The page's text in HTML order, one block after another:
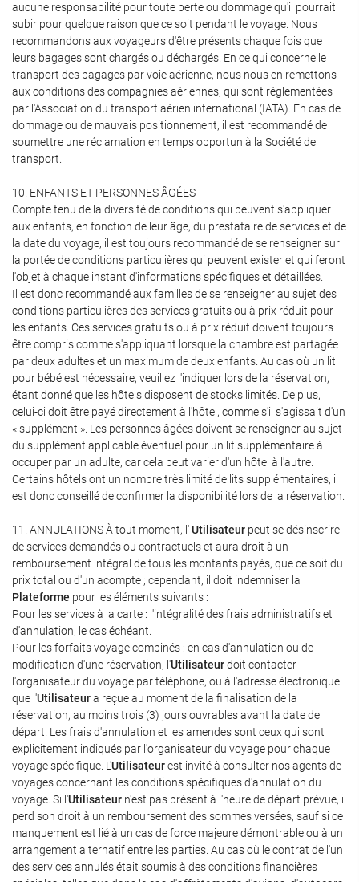
aucune responsabilité pour toute perte ou dommage qu'il pourrait
subir pour quelque raison que ce soit pendant le voyage. Nous
recommandons aux voyageurs d'être présents chaque fois que
leurs bagages sont chargés ou déchargés. En ce qui concerne le
transport des bagages par voie aérienne, nous nous en remettons
aux conditions des compagnies aériennes, qui sont réglementées
par l'Association du transport aérien international (IATA). En cas de
dommage ou de mauvais positionnement, il est recommandé de
soumettre une réclamation en temps opportun à la Société de
transport.
10. ENFANTS ET PERSONNES ÂGÉES
Compte tenu de la diversité de conditions qui peuvent s'appliquer
aux enfants, en fonction de leur âge, du prestataire de services et de
la date du voyage, il est toujours recommandé de se renseigner sur
la portée de conditions particulières qui peuvent exister et qui feront
l'objet à chaque instant d'informations spécifiques et détaillées.
Il est donc recommandé aux familles de se renseigner au sujet des
conditions particulières des services gratuits ou à prix réduit pour
les enfants. Ces services gratuits ou à prix réduit doivent toujours
être compris comme s'appliquant lorsque la chambre est partagée
par deux adultes et un maximum de deux enfants. Au cas où un lit
pour bébé est nécessaire, veuillez l'indiquer lors de la réservation,
étant donné que les hôtels disposent de stocks limités. De plus,
celui-ci doit être payé directement à l'hôtel, comme s'il s'agissait d'un
« supplément ». Les personnes âgées doivent se renseigner au sujet
du supplément applicable éventuel pour un lit supplémentaire à
occuper par un adulte, car cela peut varier d'un hôtel à l'autre.
Certains hôtels ont un nombre très limité de lits supplémentaires, il
est donc conseillé de confirmer la disponibilité lors de la réservation.
11. ANNULATIONS À tout moment, l'Utilisateur peut se désinscrire
de services demandés ou contractuels et aura droit à un
remboursement intégral de tous les montants payés, que ce soit du
prix total ou d'un acompte ; cependant, il doit indemniser la
Plateforme pour les éléments suivants :
Pour les services à la carte : l'intégralité des frais administratifs et
d'annulation, le cas échéant.
Pour les forfaits voyage combinés : en cas d'annulation ou de
modification d'une réservation, l'Utilisateurdoit contacter
l'organisateur du voyage par téléphone, ou à l'adresse électronique
que l'Utilisateura reçue au moment de la finalisation de la
réservation, au moins trois (3) jours ouvrables avant la date de
départ. Les frais d'annulation et les amendes sont ceux qui sont
explicitement indiqués par l'organisateur du voyage pour chaque
voyage spécifique. L'Utilisateurest invité à consulter nos agents de
voyages concernant les conditions spécifiques d'annulation du
voyage. Si l'Utilisateur n'est pas présent à l'heure de départ prévue, il
perd son droit à un remboursement des sommes versées, sauf si ce
manquement est lié à un cas de force majeure démontrable ou à un
arrangement alternatif entre les parties. Au cas où le contrat de l'un
des services annulés était soumis à des conditions financières